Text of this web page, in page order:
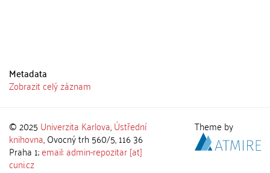
Metadata
Zobrazit celý záznam
© 2025 Univerzita Karlova,Ústřední
knihovna, Ovocný trh 560/5, 116 36
Praha 1;email: admin-repozitar [at]
cuni.cz
Theme by